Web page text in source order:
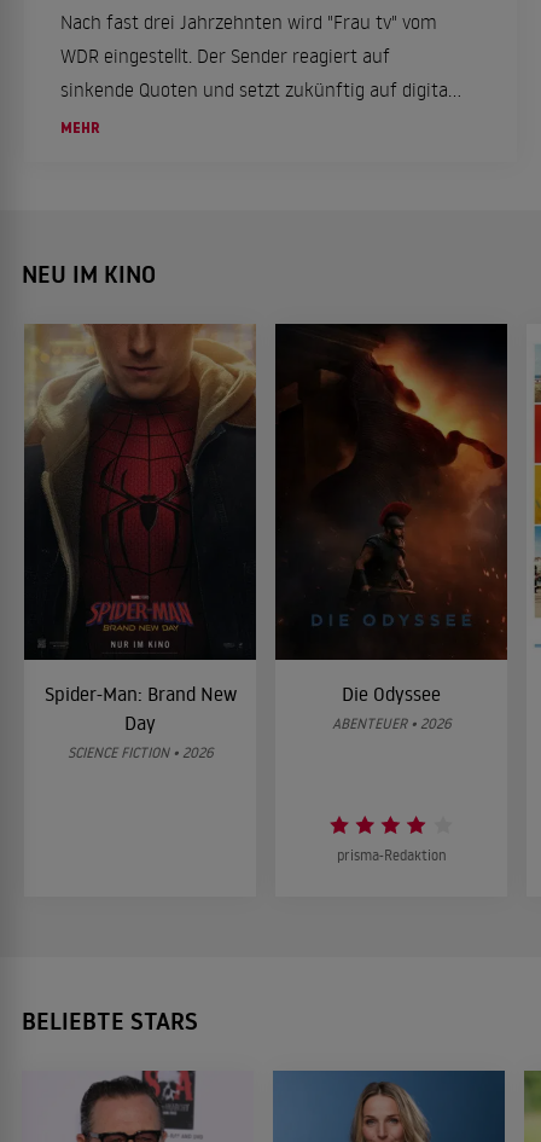
Nach fast drei Jahrzehnten wird "Frau tv" vom
WDR eingestellt. Der Sender reagiert auf
sinkende Quoten und setzt zukünftig auf digitale
Formate, um Frauenrechte und Emanzipation
MEHR
NEU IM KINO
Spider-Man: Brand New
Day
SCIENCE FICTION • 2026
Die Odyssee
ABENTEUER • 2026
prisma-Redaktion
BELIEBTE STARS